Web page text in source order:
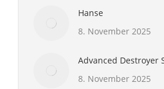
Hanse
8. November 2025
Advanced Destroyer
8. November 2025